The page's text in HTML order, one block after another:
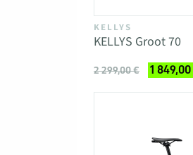
KELLYS
KELLYS Groot 70
2 299,00 € 1